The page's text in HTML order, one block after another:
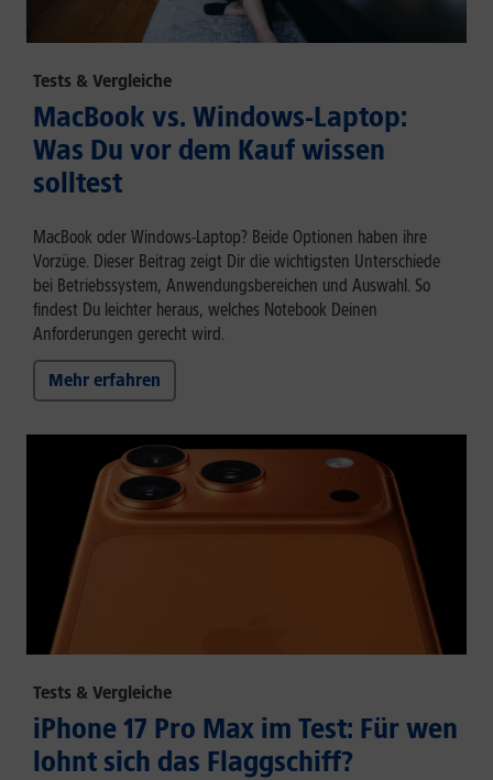
Tests & Vergleiche
MacBook vs. Windows-Laptop:
Was Du vor dem Kauf wissen
solltest
MacBook oder Windows-Laptop? Beide Optionen haben ihre
Vorzüge. Dieser Beitrag zeigt Dir die wichtigsten Unterschiede
bei Betriebssystem, Anwendungsbereichen und Auswahl. So
findest Du leichter heraus, welches Notebook Deinen
Anforderungen gerecht wird.
Mehr erfahren
Tests & Vergleiche
iPhone 17 Pro Max im Test: Für wen
lohnt sich das Flaggschiff?